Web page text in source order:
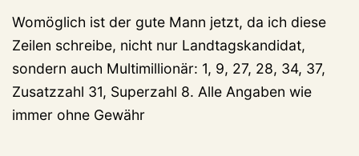
Womöglich ist der gute Mann jetzt, da ich diese
Zeilen schreibe, nicht nur Landtagskandidat,
sondern auch Multimillionär: 1, 9, 27, 28, 34, 37,
Zusatzzahl 31, Superzahl 8. Alle Angaben wie
immer ohne Gewähr